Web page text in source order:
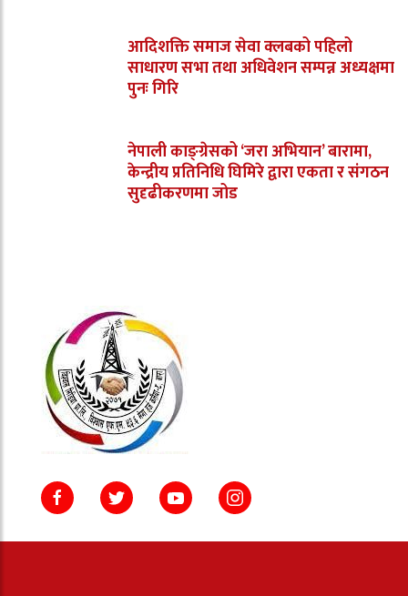
आदिशक्ति समाज सेवा क्लबको पहिलो
साधारण सभा तथा अधिवेशन सम्पन्न अध्यक्षमा
पुनः गिरि
नेपाली काङ्ग्रेसको ‘जरा अभियान’ बारामा,
केन्द्रीय प्रतिनिधि घिमिरे द्वारा एकता र संगठन
सुदृढीकरणमा जोड